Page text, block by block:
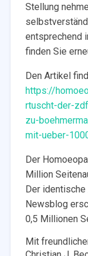
Stellung
entsprechend
finden Sie
Den Artikel
https://
rtuscht-der-
zu-
mit-ueber-
Der
Million
Der
Newsblog
0,5 Millionen
Mit